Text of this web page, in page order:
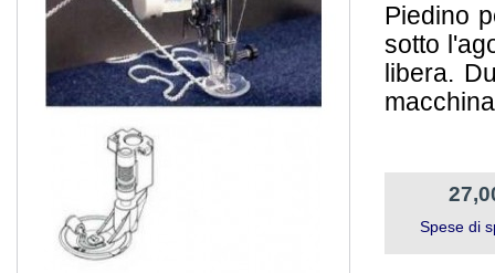
Piedino
sotto
libera.
Spese di